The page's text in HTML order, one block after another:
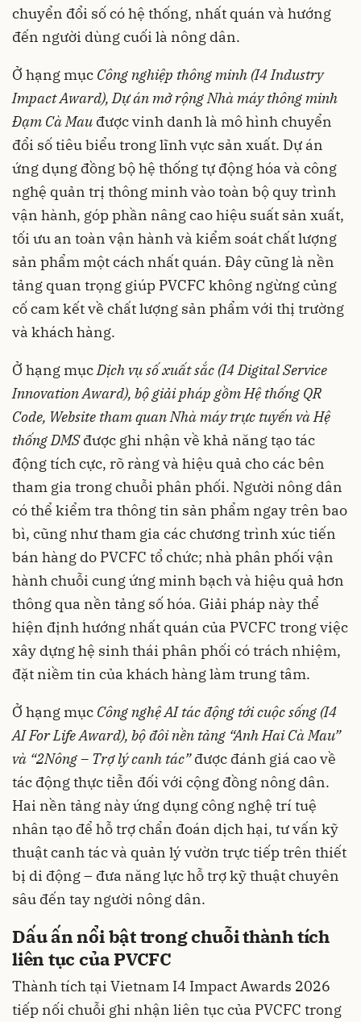
chuyển đổi số có hệ thống, nhất quán và hướng
đến người dùng cuối là nông dân.
Ở hạng mục Công nghiệp thông minh (I4 Industry
Impact Award), Dự án mở rộng Nhà máy thông minh
Đạm Cà Mau được vinh danh là mô hình chuyển
đổi số tiêu biểu trong lĩnh vực sản xuất. Dự án
ứng dụng đồng bộ hệ thống tự động hóa và công
nghệ quản trị thông minh vào toàn bộ quy trình
vận hành, góp phần nâng cao hiệu suất sản xuất,
tối ưu an toàn vận hành và kiểm soát chất lượng
sản phẩm một cách nhất quán. Đây cũng là nền
tảng quan trọng giúp PVCFC không ngừng củng
cố cam kết về chất lượng sản phẩm với thị trường
và khách hàng.
Ở hạng mụcDịch vụ số xuất sắc (I4 Digital Service
Innovation Award), bộ giải pháp gồm Hệ thống QR
Code, Website tham quan Nhà máy trực tuyến và Hệ
thống DMSđược ghi nhận về khả năng tạo tác
động tích cực, rõ ràng và hiệu quả cho các bên
tham gia trong chuỗi phân phối. Người nông dân
có thể kiểm tra thông tin sản phẩm ngay trên bao
bì, cũng như tham gia các chương trình xúc tiến
bán hàng do PVCFC tổ chức; nhà phân phối vận
hành chuỗi cung ứng minh bạch và hiệu quả hơn
thông qua nền tảng số hóa. Giải pháp này thể
hiện định hướng nhất quán của PVCFC trong việc
xây dựng hệ sinh thái phân phối có trách nhiệm,
đặt niềm tin của khách hàng làm trung tâm.
Ở hạng mục Công nghệ AI tác động tới cuộc sống (I4
AI For Life Award), bộ đôi nền tảng “Anh Hai Cà Mau”
và “2Nông – Trợ lý canh tác”được đánh giá cao về
tác động thực tiễn đối với cộng đồng nông dân.
Hai nền tảng này ứng dụng công nghệ trí tuệ
nhân tạo để hỗ trợ chẩn đoán dịch hại, tư vấn kỹ
thuật canh tác và quản lý vườn trực tiếp trên thiết
bị di động – đưa năng lực hỗ trợ kỹ thuật chuyên
sâu đến tay người nông dân.
Dấu ấn nổi bật trong chuỗi thành tích
liên tục của PVCFC
Thành tích tại Vietnam I4 Impact Awards 2026
tiếp nối chuỗi ghi nhận liên tục của PVCFC trong